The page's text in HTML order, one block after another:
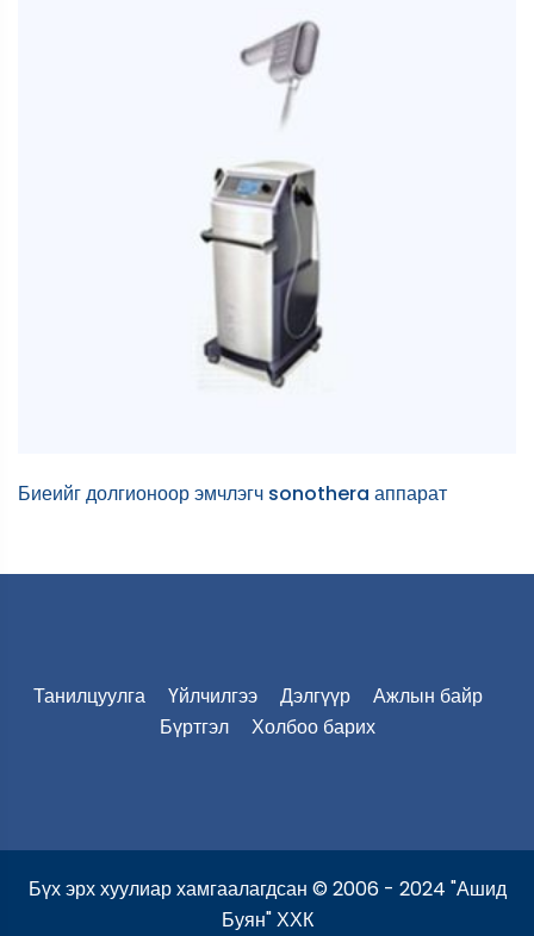
Биеийг долгионоор эмчлэгч sonothera аппарат
Танилцуулга Үйлчилгээ Дэлгүүр
Ажлын байр
Бүртгэл
Холбоо барих
Бүх эрх хуулиар хамгаалагдсан © 2006 - 2024 "Ашид
Буян" ХХК